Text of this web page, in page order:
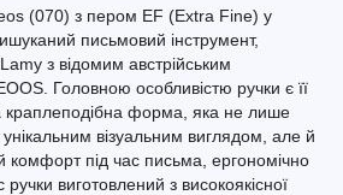
(070) з пером EF (Extra Fine) у
письмовий інструмент,
з відомим австрійським
Головною особливістю ручки є її
краплеподібна форма, яка не лише
візуальним виглядом, але й
комфорт під час письма, ергономічно
виготовлений з високоякісної